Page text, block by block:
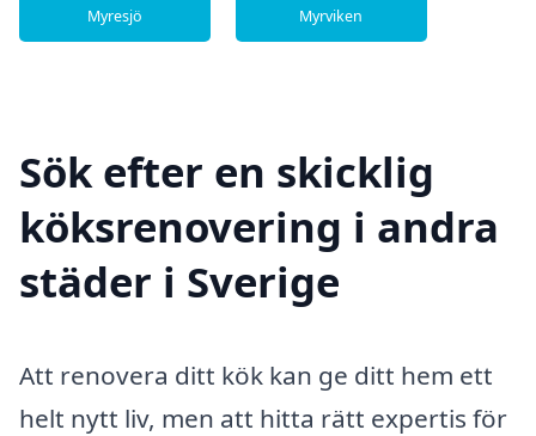
Myresjö Myrviken
Sök efter en skicklig
köksrenovering i andra
städer i Sverige
Att renovera ditt kök kan ge ditt hem ett
helt nytt liv, men att hitta rätt expertis för